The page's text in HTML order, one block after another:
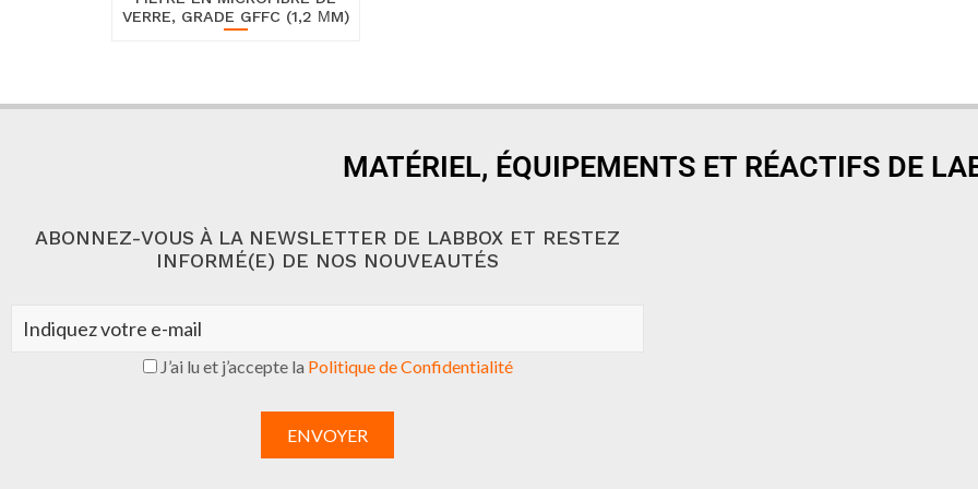
VERRE, GRADE GFFC (1,2 ΜM)
MATÉRIEL, ÉQUIPEMENTS ET RÉACTIFS DE
ABONNEZ-VOUS À LA NEWSLETTER DE LABBOX ET RESTEZ
INFORMÉ(E) DE NOS NOUVEAUTÉS
J’ai lu et j’accepte la Politique de Confidentialité